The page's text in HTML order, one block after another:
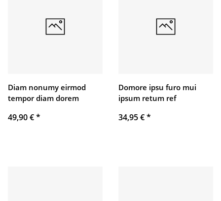
Diam nonumy eirmod
tempor diam dorem
49,90 €*
Domore ipsu furo mui
ipsum retum ref
34,95 €*